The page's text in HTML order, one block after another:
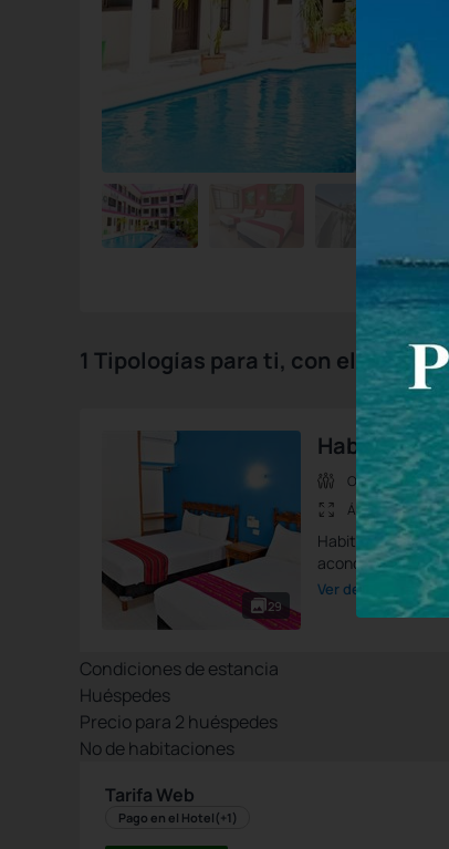
1 Tipologías para ti, con el mejor
29
Habitación
Ocup.max.:
4
Área:
18 m2
Habitación con 2
acondicionado,
Ver detalle de la
Condiciones de estancia
Huéspedes
Precio para 2 huéspedes
Nº de habitaciones
Tarifa Web
Pago en el Hotel (+1)